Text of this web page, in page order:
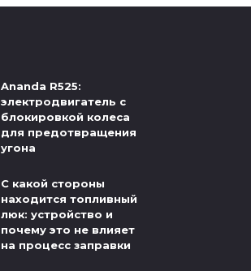
Ananda R525:
электродвигатель с
блокировкой колеса
для предотвращения
угона
С какой стороны
находится топливный
люк: устройство и
почему это не влияет
на процесс заправки